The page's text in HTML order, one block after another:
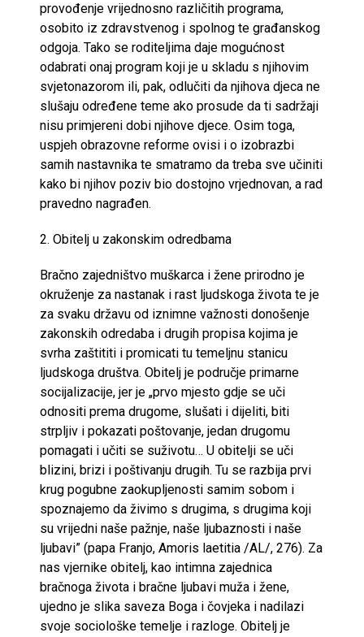
provođenje vrijednosno različitih programa,
osobito iz zdravstvenog i spolnog te građanskog
odgoja. Tako se roditeljima daje mogućnost
odabrati onaj program koji je u skladu s njihovim
svjetonazorom ili, pak, odlučiti da njihova djeca ne
slušaju određene teme ako prosude da ti sadržaji
nisu primjereni dobi njihove djece. Osim toga,
uspjeh obrazovne reforme ovisi i o izobrazbi
samih nastavnika te smatramo da treba sve učiniti
kako bi njihov poziv bio dostojno vrjednovan, a rad
pravedno nagrađen.
2. Obitelj u zakonskim odredbama
Bračno zajedništvo muškarca i žene prirodno je
okruženje za nastanak i rast ljudskoga života te je
za svaku državu od iznimne važnosti donošenje
zakonskih odredaba i drugih propisa kojima je
svrha zaštititi i promicati tu temeljnu stanicu
ljudskoga društva. Obitelj je područje primarne
socijalizacije, jer je „prvo mjesto gdje se uči
odnositi prema drugome, slušati i dijeliti, biti
strpljiv i pokazati poštovanje, jedan drugomu
pomagati i učiti se suživotu… U obitelji se uči
blizini, brizi i poštivanju drugih. Tu se razbija prvi
krug pogubne zaokupljenosti samim sobom i
spoznajemo da živimo s drugima, s drugima koji
su vrijedni naše pažnje, naše ljubaznosti i naše
ljubavi” (papa Franjo, Amoris laetitia /AL/, 276). Za
nas vjernike obitelj, kao intimna zajednica
bračnoga života i bračne ljubavi muža i žene,
ujedno je slika saveza Boga i čovjeka i nadilazi
svoje sociološke temelje i razloge. Obitelj je